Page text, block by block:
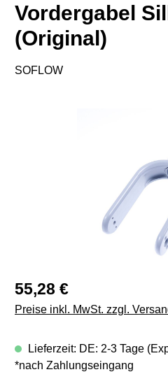
Vordergabel
(Original)
SOFLOW
Regulärer Preis:
55,28 €
Preise inkl. MwSt. zzgl.
Lieferzeit: DE: 2-3 Tage
*nach Zahlungseingang